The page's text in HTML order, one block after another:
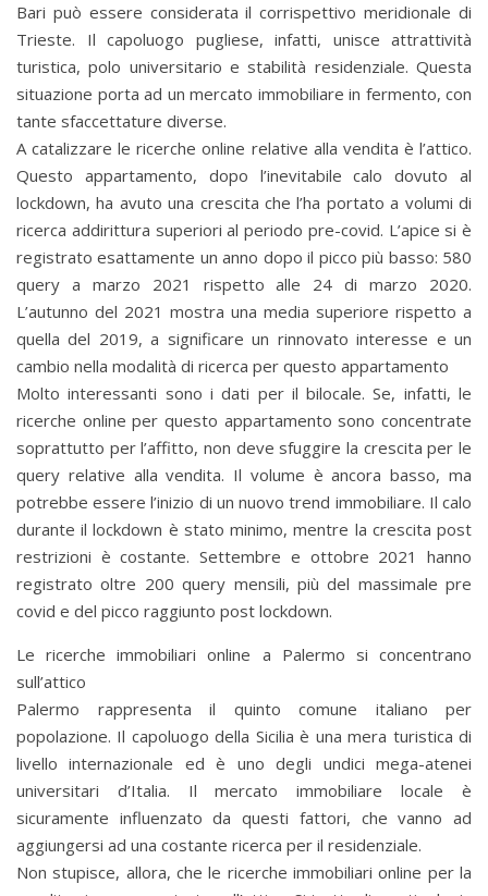
Bari può essere considerata il corrispettivo meridionale di
Trieste. Il capoluogo pugliese, infatti, unisce attrattività
turistica, polo universitario e stabilità residenziale. Questa
situazione porta ad un mercato immobiliare in fermento, con
tante sfaccettature diverse.
A catalizzare le ricerche online relative alla vendita è l’attico.
Questo appartamento, dopo l’inevitabile calo dovuto al
lockdown, ha avuto una crescita che l’ha portato a volumi di
ricerca addirittura superiori al periodo pre-covid. L’apice si è
registrato esattamente un anno dopo il picco più basso: 580
query a marzo 2021 rispetto alle 24 di marzo 2020.
L’autunno del 2021 mostra una media superiore rispetto a
quella del 2019, a significare un rinnovato interesse e un
cambio nella modalità di ricerca per questo appartamento
Molto interessanti sono i dati per il bilocale. Se, infatti, le
ricerche online per questo appartamento sono concentrate
soprattutto per l’affitto, non deve sfuggire la crescita per le
query relative alla vendita. Il volume è ancora basso, ma
potrebbe essere l’inizio di un nuovo trend immobiliare. Il calo
durante il lockdown è stato minimo, mentre la crescita post
restrizioni è costante. Settembre e ottobre 2021 hanno
registrato oltre 200 query mensili, più del massimale pre
covid e del picco raggiunto post lockdown.
Le ricerche immobiliari online a Palermo si concentrano
sull’attico
Palermo rappresenta il quinto comune italiano per
popolazione. Il capoluogo della Sicilia è una mera turistica di
livello internazionale ed è uno degli undici mega-atenei
universitari d’Italia. Il mercato immobiliare locale è
sicuramente influenzato da questi fattori, che vanno ad
aggiungersi ad una costante ricerca per il residenziale.
Non stupisce, allora, che le ricerche immobiliari online per la